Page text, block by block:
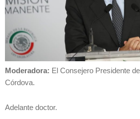
Moderadora: El Consejero Presidente
Córdova.
Adelante doctor.